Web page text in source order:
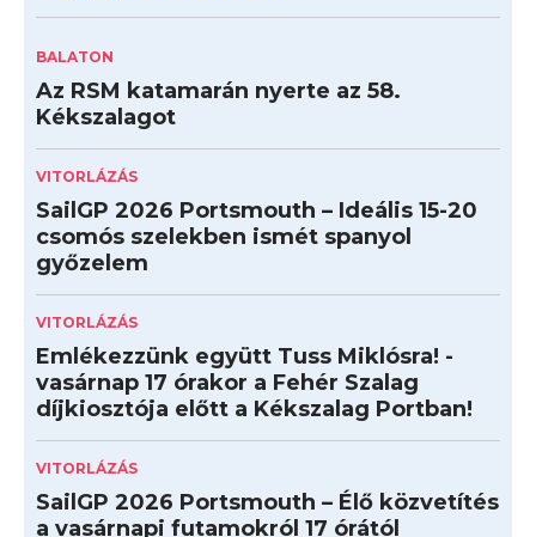
BALATON
Az RSM katamarán nyerte az 58.
Kékszalagot
VITORLÁZÁS
SailGP 2026 Portsmouth – Ideális 15-20
csomós szelekben ismét spanyol
győzelem
VITORLÁZÁS
Emlékezzünk együtt Tuss Miklósra! -
vasárnap 17 órakor a Fehér Szalag
díjkiosztója előtt a Kékszalag Portban!
VITORLÁZÁS
SailGP 2026 Portsmouth – Élő közvetítés
a vasárnapi futamokról 17 órától